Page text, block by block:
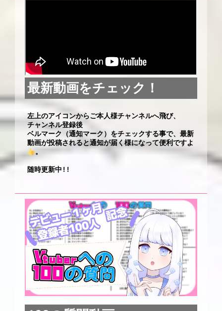
最新動画をチェック ！
左上のアイコンからご本人様チャンネルへ飛び、
チャンネル登録後
ベルマーク（通知マーク）をチェックする事で、最新
動画が投稿されると通知が届く様になって便利ですよ
。
随時更新中!!